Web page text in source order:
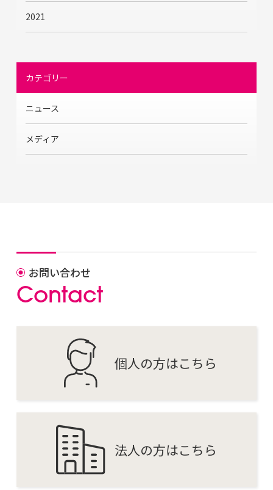
2021
カテゴリー
ニュース
メディア
お問い合わせ
Contact
個人の方はこちら
法人の方はこちら